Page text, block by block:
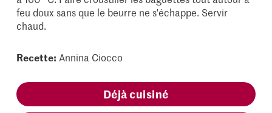
feu doux sans que le beurre ne s'échappe. Servir
chaud.
Recette: Annina Ciocco
Déjà cuisiné